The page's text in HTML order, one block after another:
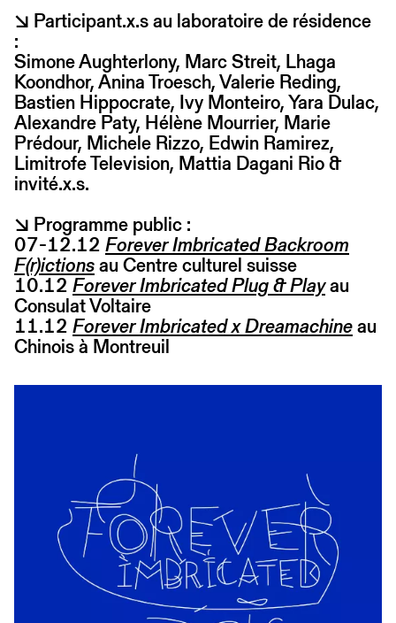
↘ Participant.x.s au laboratoire de résidence
:
Simone Aughterlony, Marc Streit, Lhaga
Koondhor, Anina Troesch, Valerie Reding,
Bastien Hippocrate, Ivy Monteiro, Yara Dulac,
Alexandre Paty, Hélène Mourrier, Marie
Prédour, Michele Rizzo, Edwin Ramirez,
Limitrofe Television, Mattia Dagani Rio &
invité.x.s.
↘ Programme public :
07-12.12 Forever Imbricated Backroom
F(r)ictionsau Centre culturel suisse
10.12 Forever Imbricated Plug & Playau
Consulat Voltaire
11.12 Forever Imbricated x Dreamachineau
Chinois à Montreuil